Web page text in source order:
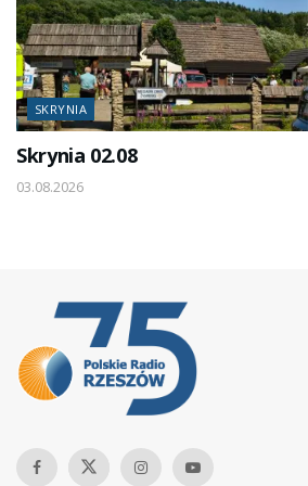
SKRYNIA
Skrynia 02.08
03.08.2026